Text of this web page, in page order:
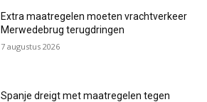
Extra maatregelen moeten vrachtverkeer
Merwedebrug terugdringen
7 augustus 2026
Spanje dreigt met maatregelen tegen